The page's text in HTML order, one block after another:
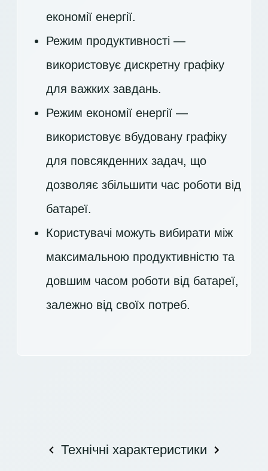
економії енергії.
Режим продуктивності —
використовує дискретну графіку
для важких завдань.
Режим економії енергії —
використовує вбудовану графіку
для повсякденних задач, що
дозволяє збільшити час роботи від
батареї.
Користувачі можуть вибирати між
максимальною продуктивністю та
довшим часом роботи від батареї,
залежно від своїх потреб.
Технічні характеристики